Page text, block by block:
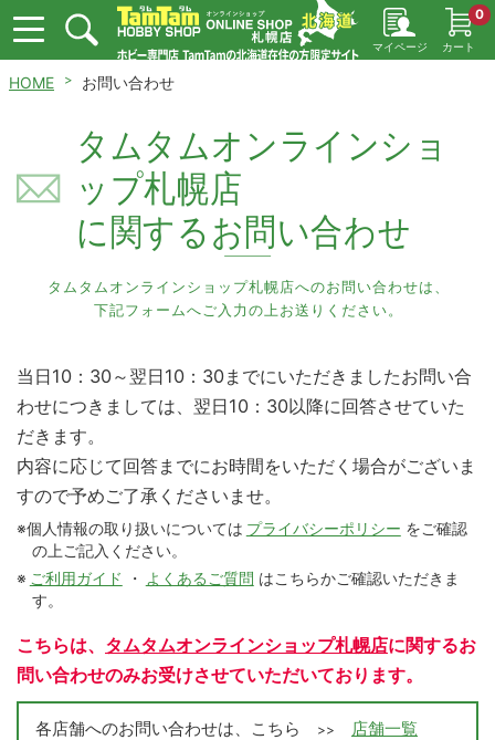
マイページ カート
0
HOME お問い合わせ
タムタムオンラインショ
ップ札幌店
に関するお問い合わせ
タムタムオンラインショップ札幌店へのお問い合わせは、
下記フォームへご入力の上お送りください。
当日10：30～翌日10：30までにいただきましたお問い合
わせにつきましては、翌日10：30以降に回答させていた
だきます。
内容に応じて回答までにお時間をいただく場合がございま
すので予めご了承くださいませ。
※個人情報の取り扱いについては プライバシーポリシー をご確認
の上ご記入ください。
※ ご利用ガイド ・ よくあるご質問 はこちらかご確認いただきま
す。
こちらは、 タムタムオンラインショップ札幌店に関するお
問い合わせのみお受けさせていただいております。
各店舗へのお問い合わせは、こちら >>
店舗一覧